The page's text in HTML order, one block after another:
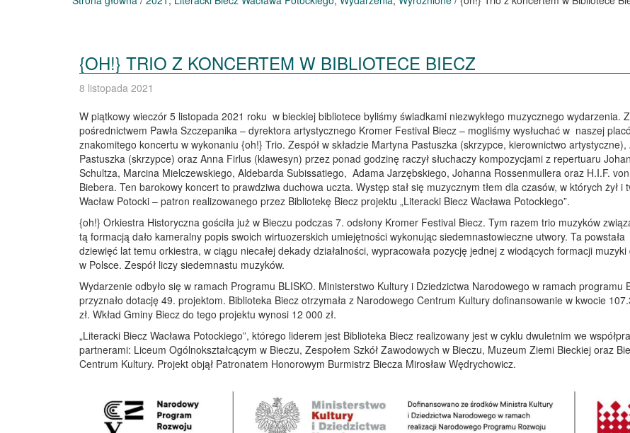
{OH!} TRIO Z KONCERTEM W BIBLIOTECE BIECZ
8 listopada 2021
W piątkowy wieczór 5 listopada 2021 roku w bieckiej bibliotece byliśmy świadkami niezwykłego muzycznego wydarzenia.
pośrednictwem Pawła Szczepanika – dyrektora artystycznego Kromer Festival Biecz – mogliśmy wysłuchać w naszej
znakomitego koncertu w wykonaniu {oh!} Trio. Zespół w składzie Martyna Pastuszka (skrzypce, kierownictwo artystyczne),
Pastuszka (skrzypce) oraz Anna Firlus (klawesyn) przez ponad godzinę raczył słuchaczy kompozycjami z repertuaru
Schultza, Marcina Mielczewskiego, Aldebarda Subissatiego, Adama Jarzębskiego, Johanna Rossenmullera oraz H.I.F. von
Biebera. Ten barokowy koncert to prawdziwa duchowa uczta. Występ stał się muzycznym tłem dla czasów, w których żył i
Wacław Potocki – patron realizowanego przez Bibliotekę Biecz projektu „Literacki Biecz Wacława Potockiego”.
{oh!} Orkiestra Historyczna gościła już w Bieczu podczas 7. odsłony Kromer Festival Biecz. Tym razem trio muzyków
tą formacją dało kameralny popis swoich wirtuozerskich umiejętności wykonując siedemnastowieczne utwory. Ta powstała
dziewięć lat temu orkiestra, w ciągu niecałej dekady działalności, wypracowała pozycję jednej z wiodących formacji muzyki
w Polsce. Zespół liczy siedemnastu muzyków.
Wydarzenie odbyło się w ramach Programu BLISKO. Ministerstwo Kultury i Dziedzictwa Narodowego w ramach programu
przyznało dotację 49. projektom. Biblioteka Biecz otrzymała z Narodowego Centrum Kultury dofinansowanie w kwocie
zł. Wkład Gminy Biecz do tego projektu wynosi 12 000 zł.
„Literacki Biecz Wacława Potockiego”, którego liderem jest Biblioteka Biecz realizowany jest w cyklu dwuletnim we
partnerami: Liceum Ogólnokształcącym w Bieczu, Zespołem Szkół Zawodowych w Bieczu, Muzeum Ziemi Bieckiej oraz
Centrum Kultury. Projekt objął Patronatem Honorowym Burmistrz Biecza Mirosław Wędrychowicz.